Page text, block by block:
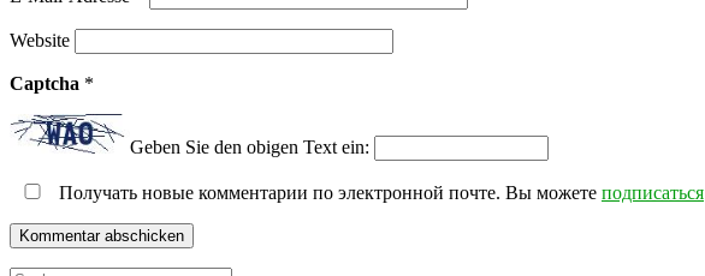
Website
Captcha *
Geben Sie den obigen Text ein:
Получать новые комментарии по электронной почте. Вы можете подписаться